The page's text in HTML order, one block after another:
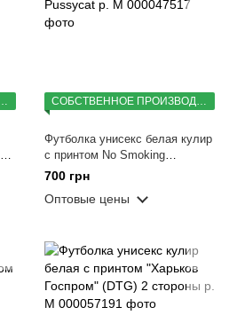
Футболка унисекс белая кулир
с принтом No Smoking
Pussycat р. M
700 грн
Оптовые цены